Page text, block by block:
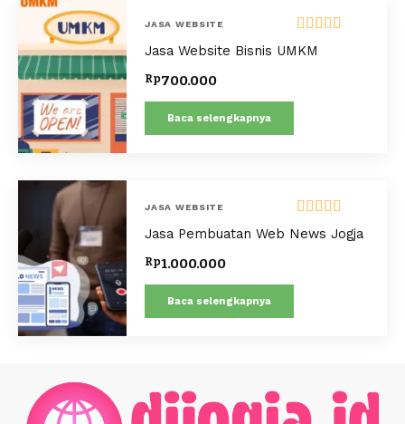
JASA WEBSITE
Dinilai
dari 5
Jasa Website Bisnis UMKM
Rp700.000
Baca selengkapnya
JASA WEBSITE
Dinilai5.00
dari 5
Jasa Pembuatan Web News Jogja
Rp1.000.000
Baca selengkapnya